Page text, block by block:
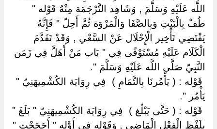
اللَّه عَلَيْهِ وَسَلَّمَ , وَشَاهِد التَّرْجَمَة مِنْهُ قَوْله "
طُفْ بِالْبَيْتِ وَبِالصَّفَا وَالْمَرْوَة ثُمَّ أَحِلّ " فَإِنَّهُ
يَقْتَضِي تَأْخِير الْإِحْلَال عَنْ السَّعْي , وَقَدْ تَقَدَّمَ
الْكَلَام عَلَيْهِ مُسْتَوْفًى فِي " بَاب مَنْ أَهَلَّ فِي زَمَن
النَّبِيّ صَلَّى اللَّه عَلَيْهِ وَسَلَّمَ ".
‏ ‏قَوْله : ( يَأْمُرنَا بِالتَّمَامِ ) ‏ ‏فِي رِوَايَة الكُشْمِيهَنِيّ "
يَأْمُر ".
‏ ‏قَوْله : ( حَتَّى يَبْلُغ ) ‏ ‏فِي رِوَايَة الكُشْمِيهَنِيّ " بَلَغَ "
بِلَفْظِ الْفِعْل الْمَاضِي , وَقَوْله فِي أَوَّله " أَحَجَجْت "